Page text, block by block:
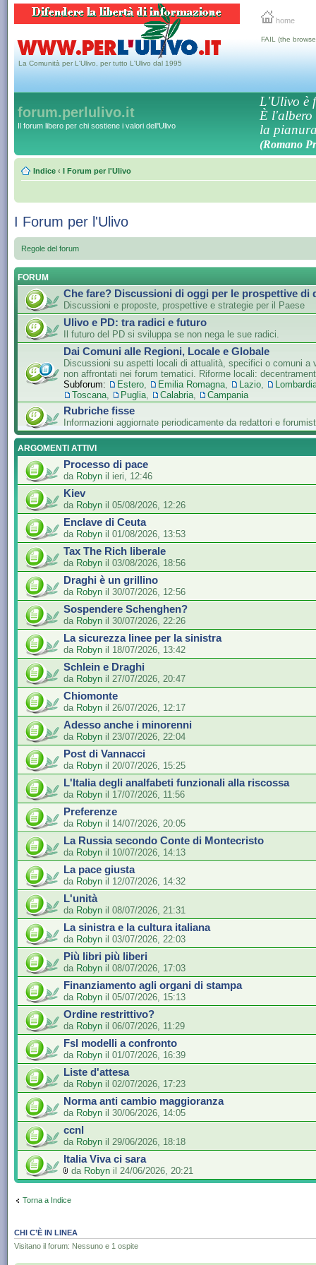
home
La Comunità per L'Ulivo, per tutto L'Ulivo dal 1995
FAIL (the
forum.perlulivo.it
Il forum libero per chi sostiene i valori dell'Ulivo
L'Ulivo è
È l'albero
la
(Romano
Indice ‹ I Forum per l'Ulivo
I Forum per l'Ulivo
Regole del forum
FORUM
Che fare? Discussioni di oggi per le prospettive di
Discussioni e proposte, prospettive e strategie per il Paese
Ulivo e PD: tra radici e futuro
Il futuro del PD si sviluppa se non nega le sue radici.
Dai Comuni alle Regioni, Locale e Globale
Discussioni su aspetti locali di attualità, specifici o comuni a
non affrontati nei forum tematici. Riforme locali:
Subforum:
Estero, Emilia Romagna, Lazio,
Toscana, Puglia, Calabria, Campania
Rubriche fisse
Informazioni aggiornate periodicamente da redattori e
ARGOMENTI ATTIVI
Processo di pace
da Robyn il ieri, 12:46
Kiev
da Robyn il 05/08/2026, 12:26
Enclave di Ceuta
da Robyn il 01/08/2026, 13:53
Tax The Rich liberale
da Robyn il 03/08/2026, 18:56
Draghi è un grillino
da Robyn il 30/07/2026, 12:56
Sospendere Schenghen?
da Robyn il 30/07/2026, 22:26
La sicurezza linee per la sinistra
da Robyn il 18/07/2026, 13:42
Schlein e Draghi
da Robyn il 27/07/2026, 20:47
Chiomonte
da Robyn il 26/07/2026, 12:17
Adesso anche i minorenni
da Robyn il 23/07/2026, 22:04
Post di Vannacci
da Robyn il 20/07/2026, 15:25
L'Italia degli analfabeti funzionali alla riscossa
da Robyn il 17/07/2026, 11:56
Preferenze
da Robyn il 14/07/2026, 20:05
La Russia secondo Conte di Montecristo
da Robyn il 10/07/2026, 14:13
La pace giusta
da Robyn il 12/07/2026, 14:32
L'unità
da Robyn il 08/07/2026, 21:31
La sinistra e la cultura italiana
da Robyn il 03/07/2026, 22:03
Più libri più liberi
da Robyn il 08/07/2026, 17:03
Finanziamento agli organi di stampa
da Robyn il 05/07/2026, 15:13
Ordine restrittivo?
da Robyn il 06/07/2026, 11:29
Fsl modelli a confronto
da Robyn il 01/07/2026, 16:39
Liste d'attesa
da Robyn il 02/07/2026, 17:23
Norma anti cambio maggioranza
da Robyn il 30/06/2026, 14:05
ccnl
da Robyn il 29/06/2026, 18:18
Italia Viva ci sara
da Robyn il 24/06/2026, 20:21
Torna a Indice
CHI C’È IN LINEA
Visitano il forum: Nessuno e 1 ospite